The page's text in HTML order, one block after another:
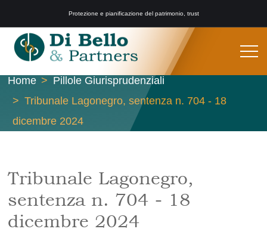
Protezione e pianificazione del patrimonio, trust
Home
Pillole Giurisprudenziali
Tribunale Lagonegro, sentenza n. 704 - 18
dicembre 2024
Tribunale Lagonegro,
sentenza n. 704 - 18
dicembre 2024